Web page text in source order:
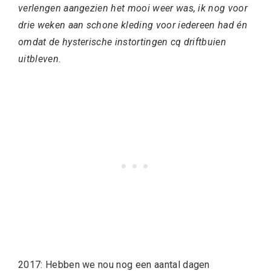
verlengen aangezien het mooi weer was, ik nog voor
drie weken aan schone kleding voor iedereen had én
omdat de hysterische instortingen cq driftbuien
uitbleven.
2017: Hebben we nou nog een aantal dagen